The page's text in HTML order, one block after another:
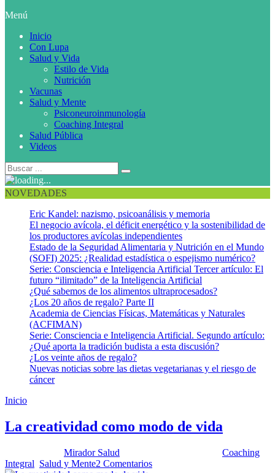
Menú
Inicio
Con Lupa
Salud y Vida
Estilo de Vida
Nutrición
Vacunas
Salud y Mente
Psiconeuroinmunología
Coaching Integral
Salud Pública
Videos
NOVEDADES
Eric Kandel: nazismo, psicoanálisis y memoria
El negocio avícola, el déficit energético y la sostenibilidad de
los productores avícolas independientes
Estado de la Seguridad Alimentaria y Nutrición en el Mundo
(SOFI) 2025: ¿Realidad estadística o espejismo numérico?
Serie: Consciencia e Inteligencia Artificial Tercer artículo: El
futuro “ilimitado” de la Inteligencia Artificial
¿Qué sabemos de los alimentos ultraprocesados?
¿Los 20 años de regalo? Parte II
Academia de Ciencias Físicas, Matemáticas y Naturales
(ACFIMAN)
Serie: Consciencia e Inteligencia Artificial. Segundo artículo:
¿Qué aporta la tradición budista a esta discusión?
¿Los veinte años de regalo?
Nuevas noticias sobre las dietas vegetarianas y el riesgo de
cáncer
Inicio
La creatividad como modo de vida
Mirador Salud
Coaching
Integral Salud y Mente2 Comentarios